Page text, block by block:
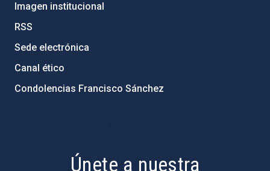
Imagen institucional
RSS
Sede electrónica
Canal ético
Condolencias Francisco Sánchez
Únete a nuestra